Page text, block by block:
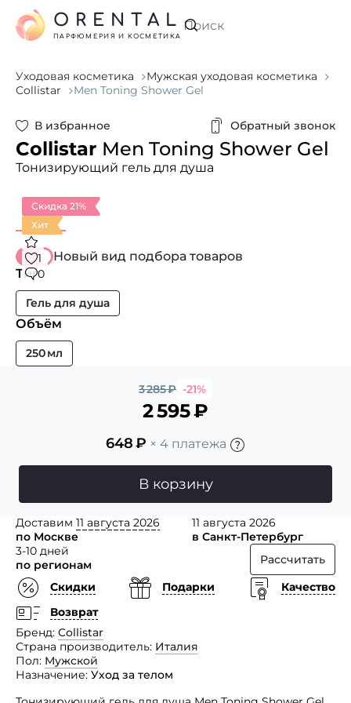
Искать
ORENTAL
ПАРФЮМЕРИЯ И КОСМЕТИКА
Уходовая косметика
Мужская уходовая косметика
Collistar
Men Toning Shower Gel
В избранное Обратный звонок
Collistar Men Toning Shower Gel
Тонизирующий гель для душа
Скидка 21%
Хит
1
0
Новый вид подбора товаров
Тип
Гель для душа
Объём
250 мл
3 285₽ -21%
2 595₽
648₽ × 4 платежа
В корзину
Доставим 11 августа 2026
по Москве
11 августа 2026
в Санкт-Петербург
3-10 дней
по регионам
Рассчитать
Скидки
Подарки
Качество
Возврат
Бренд Collistar
Страна производитель Италия
Пол Мужской
Назначение Уход за телом